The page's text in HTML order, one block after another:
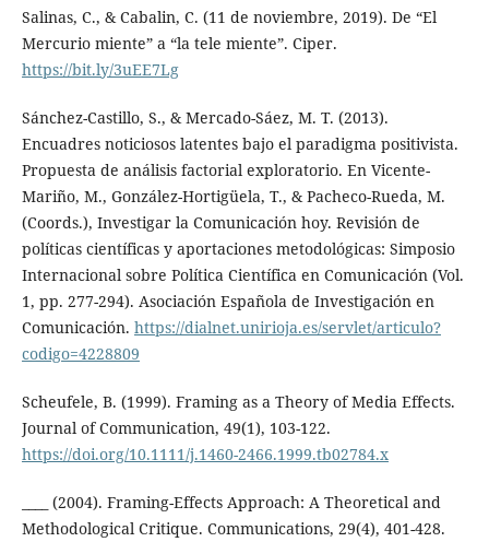
Salinas, C., & Cabalin, C. (11 de noviembre, 2019). De “El
Mercurio miente” a “la tele miente”. Ciper.
https://bit.ly/3uEE7Lg
Sánchez-Castillo, S., & Mercado-Sáez, M. T. (2013).
Encuadres noticiosos latentes bajo el paradigma positivista.
Propuesta de análisis factorial exploratorio. En Vicente-
Mariño, M., González-Hortigüela, T., & Pacheco-Rueda, M.
(Coords.), Investigar la Comunicación hoy. Revisión de
políticas científicas y aportaciones metodológicas: Simposio
Internacional sobre Política Científica en Comunicación (Vol.
1, pp. 277-294). Asociación Española de Investigación en
Comunicación. https://dialnet.unirioja.es/servlet/articulo?
codigo=4228809
Scheufele, B. (1999). Framing as a Theory of Media Effects.
Journal of Communication, 49(1), 103-122.
https://doi.org/10.1111/j.1460-2466.1999.tb02784.x
____ (2004). Framing-Effects Approach: A Theoretical and
Methodological Critique. Communications, 29(4), 401-428.